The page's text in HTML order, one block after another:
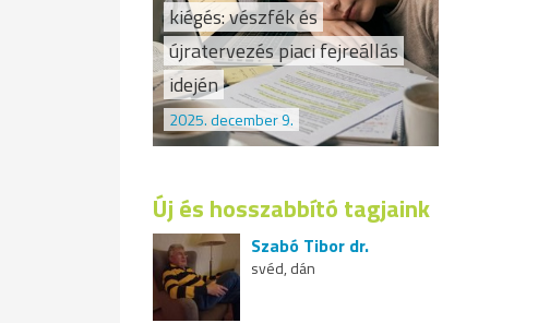
kiégés: vészfék és
újratervezés piaci fejreállás
idején
2025. december 9.
Új és hosszabbító tagjaink
Szabó Tibor dr.
svéd, dán